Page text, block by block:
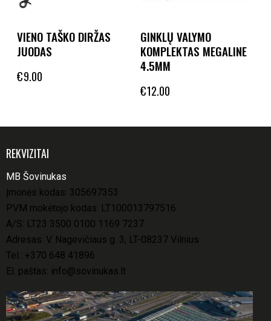
VIENO TAŠKO DIRŽAS
JUODAS
€9.00
GINKLŲ VALYMO
KOMPLEKTAS MEGALINE
4.5MM
€12.00
REKVIZITAI
MB Šovinukas
Įmonės kodas: 305697353
PVM mokėtojo kodas: LT100013797516
A/S: LT23 3500 0100 1169 7237
Adresas: V. Nagevičiaus g. 3, LT-08237 Vilnius
Tel.: +370 648 41896
El. paštas: info@sovinukas.lt